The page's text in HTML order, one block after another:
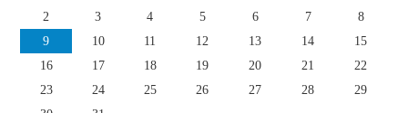
2
3 4 5 6 7
8
9
10 11 12 13 14
15
16
17 18 19 20 21
22
23
24 25 26 27 28
29